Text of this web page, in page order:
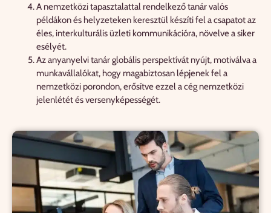
A nemzetközi tapasztalattal rendelkező tanár valós
példákon és helyzeteken keresztül készíti fel a csapatot az
éles, interkulturális üzleti kommunikációra, növelve a siker
esélyét.
Az anyanyelvi tanár globális perspektívát nyújt, motiválva a
munkavállalókat, hogy magabiztosan lépjenek fel a
nemzetközi porondon, erősítve ezzel a cég nemzetközi
jelenlétét és versenyképességét.